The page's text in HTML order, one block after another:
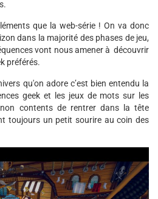
que la web-série ! On va donc
dans la majorité des phases de jeu,
vont nous amener à découvrir
préférés.
qu'on adore c’est bien entendu la
geek et les jeux de mots sur les
contents de rentrer dans la tête
toujours un petit sourire au coin des